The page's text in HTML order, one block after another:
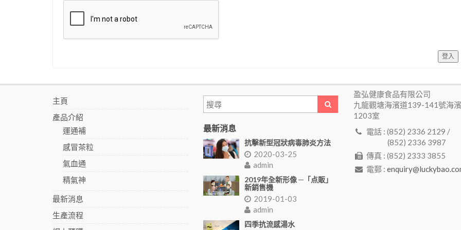
登入
主頁
產品介紹
運通補
感冒茶粒
氣血通
精氣神
最新消息
生產流程
最新消息
抗擊新型冠狀病毒肺炎方法
2020-03-25
admin
2019年全新形像 ─「点販」
新銷售機
2019-01-03
admin
四季抗流感湯水
盈弘健康食品有限公司
九龍觀塘海濱道139-141號海
1203室
電話 : (852) 2336 2129 /
(852) 2336 3987
傳真 : (852) 2333 3855
電郵 :